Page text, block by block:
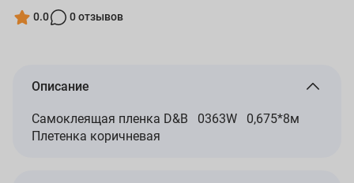
0.0 0 отзывов
Описание
Самоклеящая пленка D&B 0363W 0,675*8м
Плетенка коричневая